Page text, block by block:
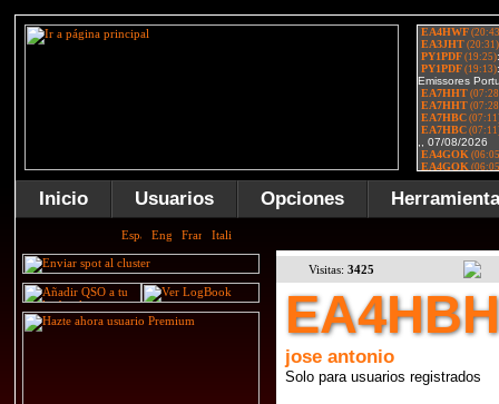
Inicio Usuarios Opciones
Visitas: 3425
EA4HBH
jose antonio
Solo para usuarios registrados